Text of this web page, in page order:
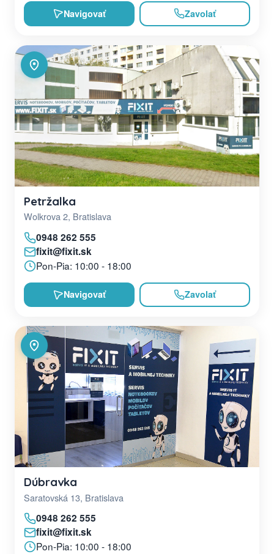
Navigovať Zavolať
Petržalka
Wolkrova 2, Bratislava
0948 262 555
fixit@fixit.sk
Pon-Pia: 10:00 - 18:00
Navigovať Zavolať
Dúbravka
Saratovská 13, Bratislava
0948 262 555
fixit@fixit.sk
Pon-Pia: 10:00 - 18:00